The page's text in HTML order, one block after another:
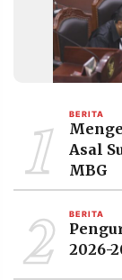
Resolusi.co
PT.
RESOLUSI
MEDIA
PRAMUDITA
1 BERITA
Asal
MBG
2 BERITA
2026-